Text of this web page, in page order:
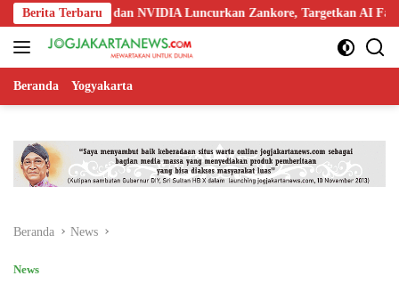
Langsung
ke
konten
Berita Terbaru
Nokia, dan NVIDIA Luncurkan Zankore, Targetkan AI Factory 1 GW
Beranda Yogyakarta
Beranda News
News